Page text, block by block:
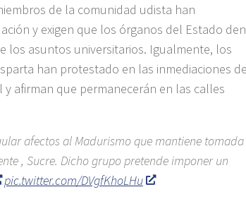
de la comunidad udista han
y exigen que los órganos del Estado den
los asuntos universitarios. Igualmente, los
han protestado en las inmediaciones
afirman que permanecerán en las calles
afectos al Madurismo que mantiene tomada
, Sucre. Dicho grupo pretende imponer un
pic.twitter.com/DVgfKhoLHu